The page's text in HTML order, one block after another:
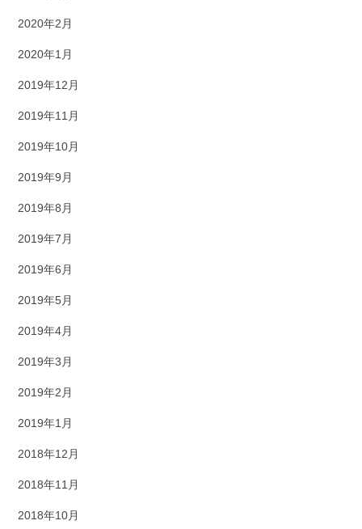
2020年2月
2020年1月
2019年12月
2019年11月
2019年10月
2019年9月
2019年8月
2019年7月
2019年6月
2019年5月
2019年4月
2019年3月
2019年2月
2019年1月
2018年12月
2018年11月
2018年10月